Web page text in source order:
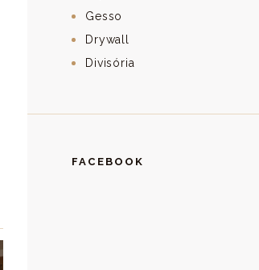
Gesso
Drywall
Divisória
FACEBOOK